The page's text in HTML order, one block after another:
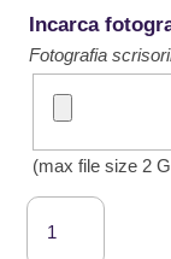
Incarca
Fotografia
(max file size 2
Cantitate
Scrisoare